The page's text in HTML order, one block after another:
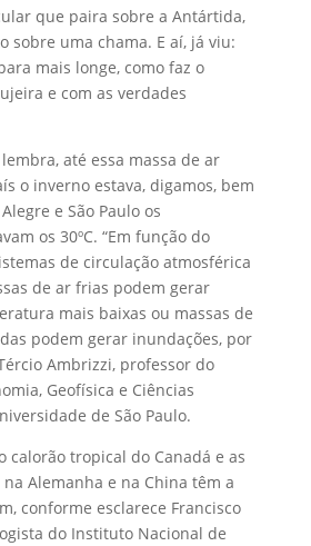
que paira sobre a Antártida,
sobre uma chama. E aí, já viu:
mais longe, como faz o
e com as verdades
até essa massa de ar
o inverno estava, digamos, bem
e São Paulo os
os 30ºC. “Em função do
de circulação atmosférica
de ar frias podem gerar
mais baixas ou massas de
podem gerar inundações, por
Ambrizzi, professor do
Geofísica e Ciências
de São Paulo.
calorão tropical do Canadá e as
Alemanha e na China têm a
conforme esclarece Francisco
do Instituto Nacional de